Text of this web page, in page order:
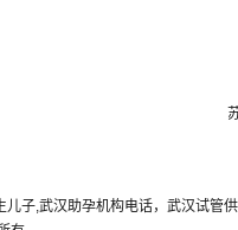
子,武汉助孕机构电话，武汉试管供